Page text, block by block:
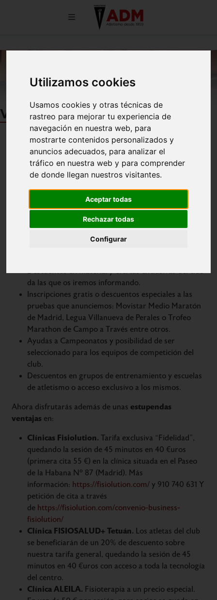
Utilizamos cookies
Usamos cookies y otras técnicas de
rastreo para mejorar tu experiencia de
navegación en nuestra web, para
mostrarte contenidos personalizados y
anuncios adecuados, para analizar el
tráfico en nuestra web y para comprender
de donde llegan nuestros visitantes.
Aceptar todas
Rechazar todas
Configurar
Ventajas de ser socio
Los Socios de A.D. Marathon podrán disfrutar
beneficiossólo por su condición de afiliados al club.
Tendrás inscripciones a carreras GRATIS,
DESCUENTOS en grupos de entrenamiento
profesionales del sector,materialtécnico aprecio
ayudas a competiciones
da las que os iremos informando.
Inscripciones gratis o descuentos especiales a las
pruebas que anunciemos: Movistar Medio Maratón
de Madrid, Legua Villanueva de Perales o Trofeo
Marathon de Campo a Través entre otros.
Ayudas a Campeonatos y posibilidad de ser
seleccionado para los equipos de competición del
club.
Descuentos en grupos de entrenamiento y escuelas
de atletismo o acceso exclusivo a los mismos.
Ahora disfrutarás además de unas estupendas
ventajas en:
Clínicas Fisiolution. Tarifa exclusiva “Fidelidad”,
quedando la sesión de 45 minutos en 40 €uros
(primera cita 55 €) en la clínica situada en el Paseo
de la Habana Nº 87 (Madrid). Más
información: https://fisiolution.com/ y 910 740 631 Y
petición de cita a través
de https://fisiolution.com/convenio-business-
fisiolution/
Clínica FISIOSALUD+ Tetuán. Los atletas del club
se beneficiarán de un 20% de descuento sobre
nuestra tarifa general, quedando la sesión de 45
minutos en 40 €uros con acceso a toda la tecnología
del centro.
Clínica ALEILA. Fisioterapia a un precio especial.